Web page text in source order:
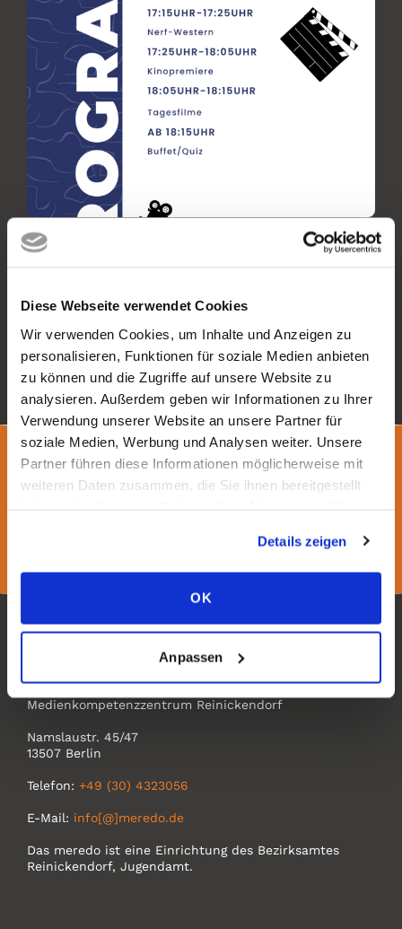
Diese Webseite verwendet Cookies
Wir verwenden Cookies, um Inhalte und Anzeigen zu
personalisieren, Funktionen für soziale Medien anbieten
zu können und die Zugriffe auf unsere Website zu
analysieren. Außerdem geben wir Informationen zu Ihrer
Verwendung unserer Website an unsere Partner für
soziale Medien, Werbung und Analysen weiter. Unsere
Partner führen diese Informationen möglicherweise mit
weiteren Daten zusammen, die Sie ihnen bereitgestellt
Details zeigen
OK
Anpassen
Vorheriger Artikel Nächster Artikel
Zurück zur Übersicht
Folgt uns auf
meredo
Medienkompetenzzentrum Reinickendorf
Namslaustr. 45/47
13507 Berlin
Telefon: +49 (30) 4323056
E-Mail: info[@]meredo.de
Das meredo ist eine Einrichtung des Bezirksamtes
Reinickendorf, Jugendamt.